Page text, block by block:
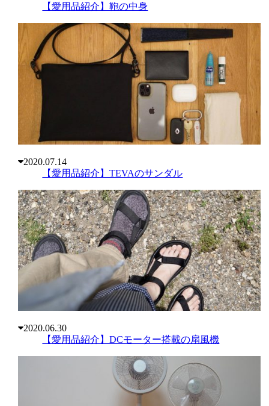
【愛用品紹介】鞄の中身
2020.07.14
【愛用品紹介】TEVAのサンダル
2020.06.30
【愛用品紹介】DCモーター搭載の扇風機